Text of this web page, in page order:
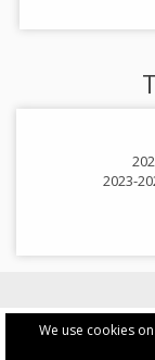
We use cookies
2023-